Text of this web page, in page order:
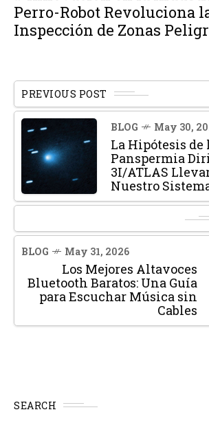
Perro-Robot Revoluciona
Inspección de Zonas
PREVIOUS POST
BLOG May 30,
La Hipótesis de
Panspermia
3I/ATLAS
Nuestro
BLOG May 31, 2026
Los Mejores Altavoces
Bluetooth Baratos: Una Guía
para Escuchar Música sin
Cables
SEARCH